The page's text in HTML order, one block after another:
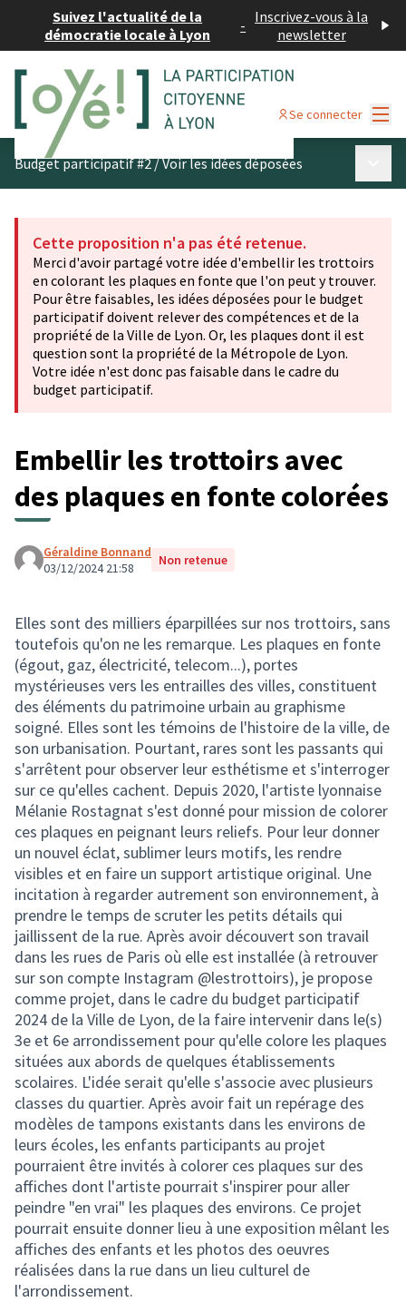
Suivez l'actualité de la
démocratie locale à Lyon
- Inscrivez-vous à la
newsletter
Se connecter
Budget participatif #2/Voir les idées déposées
Cette proposition n'a pas été retenue.
Merci d'avoir partagé votre idée d'embellir les trottoirs
en colorant les plaques en fonte que l'on peut y trouver.
Pour être faisables, les idées déposées pour le budget
participatif doivent relever des compétences et de la
propriété de la Ville de Lyon. Or, les plaques dont il est
question sont la propriété de la Métropole de Lyon.
Votre idée n'est donc pas faisable dans le cadre du
budget participatif.
Embellir les trottoirs avec
des plaques en fonte colorées
Géraldine Bonnand
03/12/2024 21:58
Non retenue
Elles sont des milliers éparpillées sur nos trottoirs, sans
toutefois qu'on ne les remarque. Les plaques en fonte
(égout, gaz, électricité, telecom...), portes
mystérieuses vers les entrailles des villes, constituent
des éléments du patrimoine urbain au graphisme
soigné. Elles sont les témoins de l'histoire de la ville, de
son urbanisation. Pourtant, rares sont les passants qui
s'arrêtent pour observer leur esthétisme et s'interroger
sur ce qu'elles cachent. Depuis 2020, l'artiste lyonnaise
Mélanie Rostagnat s'est donné pour mission de colorer
ces plaques en peignant leurs reliefs. Pour leur donner
un nouvel éclat, sublimer leurs motifs, les rendre
visibles et en faire un support artistique original. Une
incitation à regarder autrement son environnement, à
prendre le temps de scruter les petits détails qui
jaillissent de la rue. Après avoir découvert son travail
dans les rues de Paris où elle est installée (à retrouver
sur son compte Instagram @lestrottoirs), je propose
comme projet, dans le cadre du budget participatif
2024 de la Ville de Lyon, de la faire intervenir dans le(s)
3e et 6e arrondissement pour qu'elle colore les plaques
situées aux abords de quelques établissements
scolaires. L'idée serait qu'elle s'associe avec plusieurs
classes du quartier. Après avoir fait un repérage des
modèles de tampons existants dans les environs de
leurs écoles, les enfants participants au projet
pourraient être invités à colorer ces plaques sur des
affiches dont l'artiste pourrait s'inspirer pour aller
peindre "en vrai" les plaques des environs. Ce projet
pourrait ensuite donner lieu à une exposition mêlant les
affiches des enfants et les photos des oeuvres
réalisées dans la rue dans un lieu culturel de
l'arrondissement.